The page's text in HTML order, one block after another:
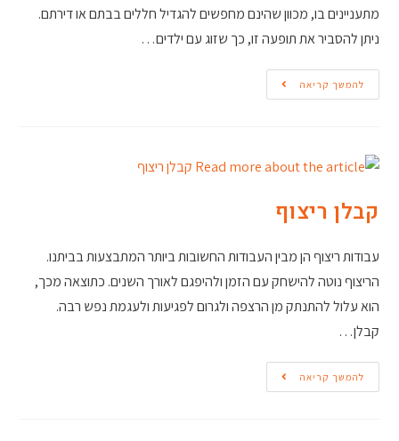
מתעניינים בו, מכוון שהינם מחפשים להגדיל חללים בבתם או דירתם.
ניתן להסביר את תופעה זו, כך שזוג עם ילדים…
להמשך קריאה
קבלן ריצוף
עבודות ריצוף הן מבין העבודות החשובות ביותר המתבצעות בביתנו.
הריצוף נוטה להישחק עם הזמן ולהיפגם לאורך השנים. כתוצאה מכך,
הוא עלול להתנתק מן הרצפה ולגרום לפגיעות ולעגמת נפש רבה.
קבלן…
להמשך קריאה